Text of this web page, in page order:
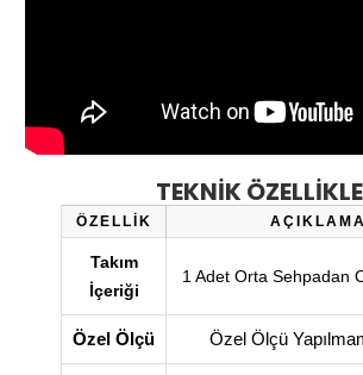
TEKNİK
ÖZELLİK AÇIKLAMA
Takım
İçeriği
1 Adet Orta Sehpadan
Özel Ölçü Özel Ölçü